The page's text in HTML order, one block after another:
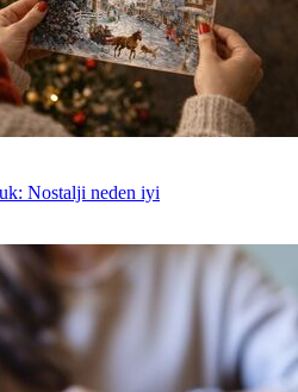
Nostalji neden iyi